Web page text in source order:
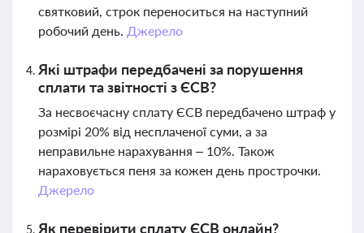
святковий, строк переноситься на наступний
робочий день. Джерело
Які штрафи передбачені за порушення
сплати та звітності з ЄСВ?
За несвоєчасну сплату ЄСВ передбачено штраф у
розмірі 20% від несплаченої суми, а за
неправильне нарахування – 10%. Також
нараховується пеня за кожен день прострочки.
Джерело
Як перевірити сплату ЄСВ онлайн?